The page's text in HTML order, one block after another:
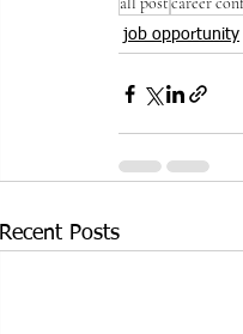
job opportunity
Recent Posts